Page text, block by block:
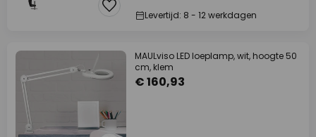
Levertijd: 8 - 12 werkdagen
MAULviso LED loeplamp, wit, hoogte 50
cm, klem
€ 160,93